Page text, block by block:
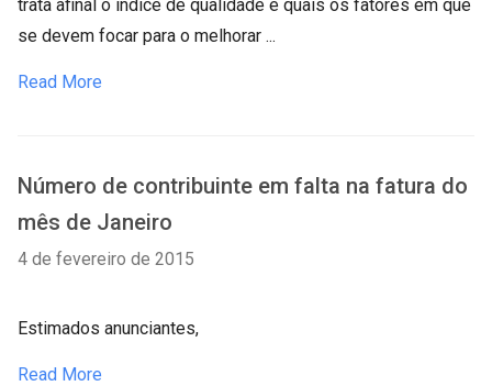
trata afinal o índice de qualidade e quais os fatores em que
se devem focar para o melhorar ...
Read More
Número de contribuinte em falta na fatura do
mês de Janeiro
4 de fevereiro de 2015
Estimados anunciantes,
Read More